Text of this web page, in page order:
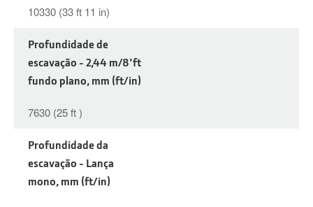
10330 (33 ft 11 in)
Profundidade de
escavação - 2,44 m/8'ft
fundo plano, mm (ft/in)
7630 (25 ft )
Profundidade da
escavação - Lança
mono, mm (ft/in)